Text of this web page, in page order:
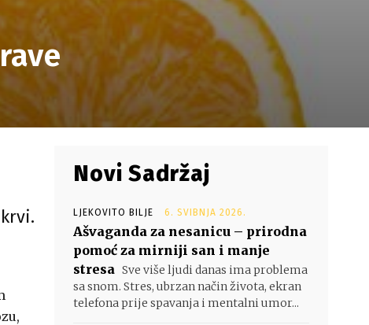
Novi Sadržaj
LJEKOVITO BILJE 6. SVIBNJA 2026.
Ašvaganda za nesanicu – prirodna
pomoć za mirniji san i manje
stresa Sve više ljudi danas ima problema
sa snom. Stres, ubrzan način života, ekran
telefona prije spavanja i mentalni umor...